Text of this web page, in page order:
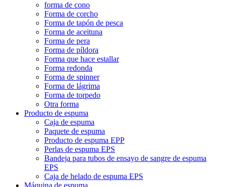
forma de cono
Forma de corcho
Forma de tapón de pesca
Forma de aceituna
Forma de pera
Forma de píldora
Forma que hace estallar
Forma redonda
Forma de spinner
Forma de lágrima
Forma de torpedo
Otra forma
Producto de espuma
Caja de espuma
Paquete de espuma
Producto de espuma EPP
Perlas de espuma EPS
Bandeja para tubos de ensayo de sangre de espuma
EPS
Caja de helado de espuma EPS
Máquina de espuma